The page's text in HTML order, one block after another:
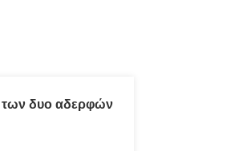
των δυο αδερφών